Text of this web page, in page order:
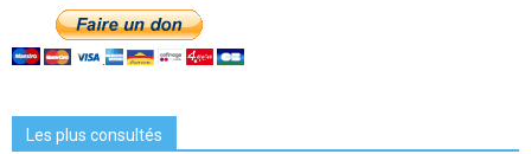
Les plus consultés